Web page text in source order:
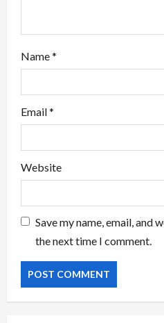
Name*
Email*
Website
Save my name, email, and
the next time I comment.